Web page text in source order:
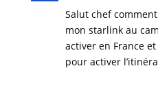
Salut chef
mon starlink au
activer en France et
pour activer